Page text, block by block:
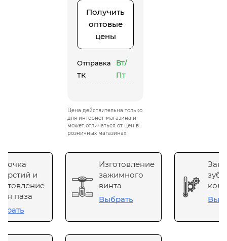
Получить
оптовые
цены
Отправка
ТК
Вт/
Пт
Цена действительна только
для интернет-магазина и
может отличаться от цен в
розничных магазинах
и
паза
Изготовление
зажимного
винта
Выбрать